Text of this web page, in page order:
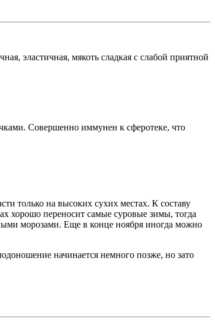
эластичная, мякоть сладкая с слабой приятной
Совершенно иммунен к сферотеке, что
только на высоких сухих местах. К составу
хорошо переносит самые суровые зимы, тогда
морозами. Еще в конце ноября иногда можно
начинается немного позже, но зато